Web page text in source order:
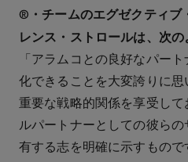
® ・チームのエグゼクティ
レンス・ストロールは、次の
「アラムコとの良好なパー
化できることを大変誇りに
重要な戦略的関係を享受して
ルパートナーとしての彼ら
有する志を明確に示すもの